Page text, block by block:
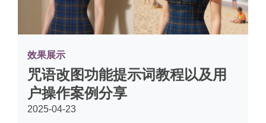
效果展示
咒语改图功能提示词教程以及用
户操作案例分享
2025-04-23